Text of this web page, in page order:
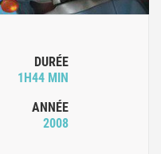
DURÉE
1H44 MIN
ANNÉE
2008